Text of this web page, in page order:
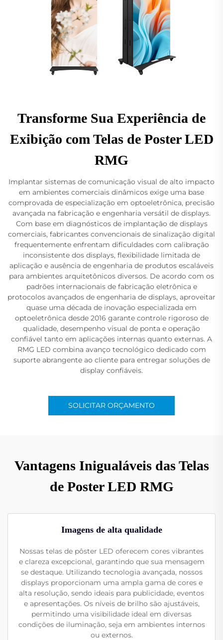
Transforme Sua Experiência de
Exibição com Telas de Poster LED
RMG
Implantar sistemas de comunicação visual de alto impacto
em ambientes comerciais dinâmicos exige uma base
comprovada de especialização em optoeletrônica, precisão
avançada na fabricação e engenharia versátil de displays.
Com base em diagnósticos de implantação de displays
comerciais, fabricantes convencionais de sinalização digital
frequentemente enfrentam dificuldades com calibração
inconsistente dos displays, flexibilidade limitada de
aplicação e ausência de engenharia de produtos escaláveis
para ambientes arquitetônicos diversos. De acordo com os
padrões internacionais de fabricação eletrônica e
protocolos avançados de engenharia de displays, aproveitar
quase uma década de inovação especializada em
optoeletrônica desde 2016 garante controle rigoroso de
qualidade, desempenho visual de ponta e operação
confiável tanto em aplicações internas quanto externas. A
RMG LED combina avanço tecnológico dedicado com
suporte abrangente ao cliente para entregar soluções de
display confiáveis.
SOLICITAR ORÇAMENTO
Vantagens Inigualáveis das Telas
de Poster LED RMG
Imagens de alta qualidade
Nossas telas de pôster LED oferecem cores vibrantes
e clareza excepcional, garantindo que sua mensagem
se destaque. Utilizando tecnologia avançada, nossos
displays proporcionam uma ampla gama de cores e
alta resolução, sendo ideais para publicidade, eventos
e apresentações. Os níveis de brilho são ajustáveis,
permitindo uma visibilidade ideal em diversas
condições de iluminação, seja em ambientes internos
ou externos.